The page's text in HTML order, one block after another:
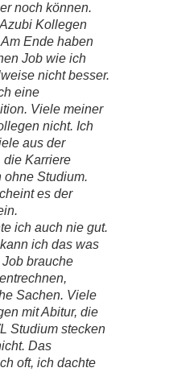
noch können.
Kollegen
Ende haben
Job wie ich
nicht besser.
eine
Viele meiner
nicht. Ich
aus der
die Karriere
ohne Studium.
es der
ich auch nie gut.
ich das was
brauche
Sachen. Viele
mit Abitur, die
Studium stecken
Das
oft, ich dachte